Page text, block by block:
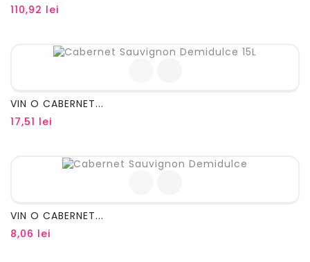
110,92 lei
VIN O CABERNET...
17,51 lei
VIN O CABERNET...
8,06 lei